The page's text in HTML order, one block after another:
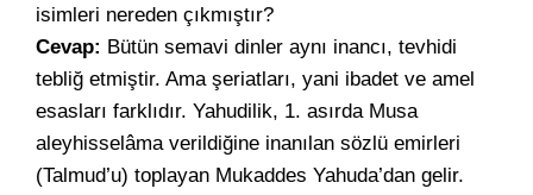
isimleri nereden çıkmıştır?
Cevap: Bütün semavi dinler aynı inancı, tevhidi
tebliğ etmiştir. Ama şeriatları, yani ibadet ve amel
esasları farklıdır. Yahudilik, 1. asırda Musa
aleyhisselâma verildiğine inanılan sözlü emirleri
(Talmud’u) toplayan Mukaddes Yahuda’dan gelir.